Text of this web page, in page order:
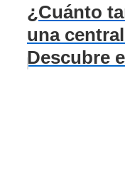
¿Cuánto
una
Descubre